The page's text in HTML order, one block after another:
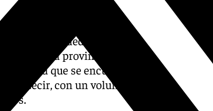
los términos
Pedroso y dedicado
de la provincia con
que se encuentra
es decir, con un volumen